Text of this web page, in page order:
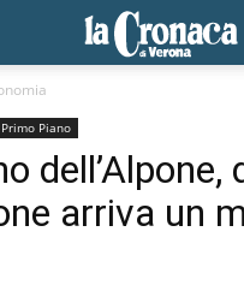
Primo Piano
dell’Alpone,
arriva un